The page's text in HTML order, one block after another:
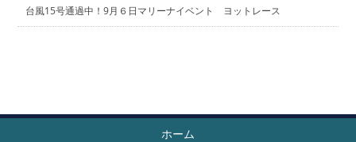
台風15号通過中！9月６日マリーナイベント ヨットレース
ホーム